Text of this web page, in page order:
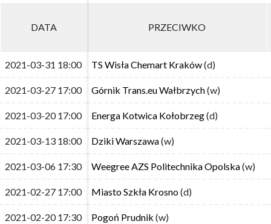
DATA PRZECIWKO
2021-03-31 18:00 TS Wisła Chemart Kraków(d)
2021-03-27 17:00 Górnik Trans.eu Wałbrzych(w)
2021-03-20 17:00 Energa Kotwica Kołobrzeg(d)
2021-03-13 18:00 Dziki Warszawa(w)
2021-03-06 17:30 Weegree AZS Politechnika Opolska(w)
2021-02-27 17:00 Miasto Szkła Krosno(d)
2021-02-20 17:30 Pogoń Prudnik (w)
DATA PRZECIWKO
2021-03-31 18:00 TS Wisła Chemart Kraków(d)
2021-03-27 17:00 Górnik Trans.eu Wałbrzych(w)
2021-03-20 17:00 Energa Kotwica Kołobrzeg(d)
2021-03-13 18:00 Dziki Warszawa(w)
2021-03-06 17:30 Weegree AZS Politechnika Opolska(w)
2021-02-27 17:00 Miasto Szkła Krosno(d)
2021-02-20 17:30 Pogoń Prudnik (w)